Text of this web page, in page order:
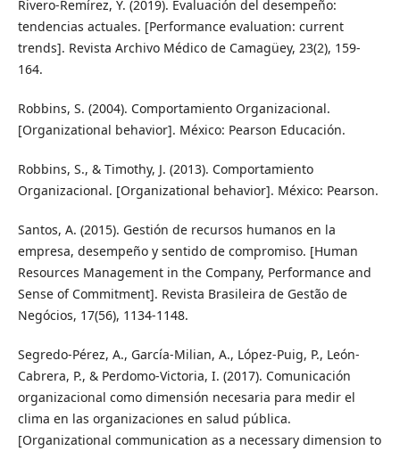
Rivero-Remírez, Y. (2019). Evaluación del desempeño:
tendencias actuales. [Performance evaluation: current
trends]. Revista Archivo Médico de Camagüey, 23(2), 159-
164.
Robbins, S. (2004). Comportamiento Organizacional.
[Organizational behavior]. México: Pearson Educación.
Robbins, S., & Timothy, J. (2013). Comportamiento
Organizacional. [Organizational behavior]. México: Pearson.
Santos, A. (2015). Gestión de recursos humanos en la
empresa, desempeño y sentido de compromiso. [Human
Resources Management in the Company, Performance and
Sense of Commitment]. Revista Brasileira de Gestão de
Negócios, 17(56), 1134-1148.
Segredo-Pérez, A., García-Milian, A., López-Puig, P., León-
Cabrera, P., & Perdomo-Victoria, I. (2017). Comunicación
organizacional como dimensión necesaria para medir el
clima en las organizaciones en salud pública.
[Organizational communication as a necessary dimension to